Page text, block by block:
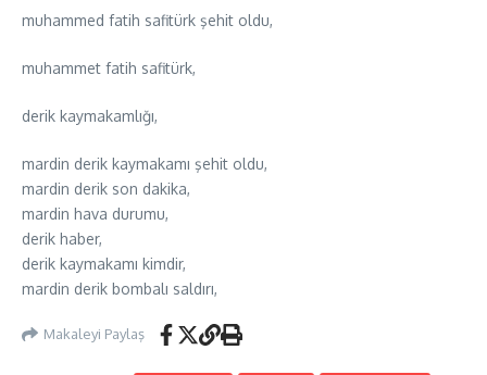
muhammed fatih safitürk şehit oldu,
muhammet fatih safitürk,
derik kaymakamlığı,
mardin derik kaymakamı şehit oldu,
mardin derik son dakika,
mardin hava durumu,
derik haber,
derik kaymakamı kimdir,
mardin derik bombalı saldırı,
Makaleyi Paylaş